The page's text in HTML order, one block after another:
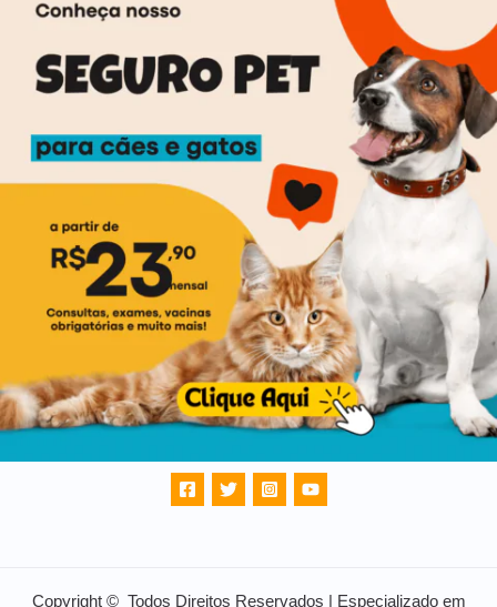
Copyright © Todos Direitos Reservados | Especializado em